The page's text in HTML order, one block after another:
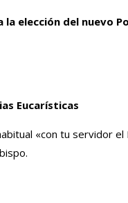
la elección del nuevo
Eucarísticas
«con tu servidor